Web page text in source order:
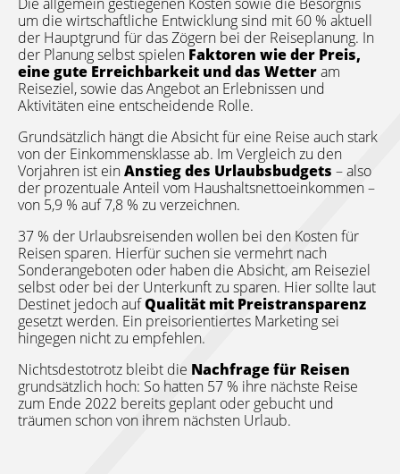
um die wirtschaftliche Entwicklung sind mit 60 % aktuell
der Hauptgrund für das Zögern bei der Reiseplanung. In
der Planung selbst spielen Faktoren wie der Preis,
eine gute Erreichbarkeit und das Wetteram
Reiseziel, sowie das Angebot an Erlebnissen und
Aktivitäten eine entscheidende Rolle.
Grundsätzlich hängt die Absicht für eine Reise auch stark
von der Einkommensklasse ab. Im Vergleich zu den
Vorjahren ist einAnstieg des Urlaubsbudgets – also
der prozentuale Anteil vom Haushaltsnettoeinkommen –
von 5,9 % auf 7,8 % zu verzeichnen.
37 % der Urlaubsreisenden wollen bei den Kosten für
Reisen sparen. Hierfür suchen sie vermehrt nach
Sonderangeboten oder haben die Absicht, am Reiseziel
selbst oder bei der Unterkunft zu sparen. Hier sollte laut
Destinet jedoch aufQualität mit Preistransparenz
gesetzt werden. Ein preisorientiertes Marketing sei
hingegen nicht zu empfehlen.
Nichtsdestotrotz bleibt die Nachfrage für Reisen
grundsätzlich hoch: So hatten 57 % ihre nächste Reise
zum Ende 2022 bereits geplant oder gebucht und
träumen schon von ihrem nächsten Urlaub.